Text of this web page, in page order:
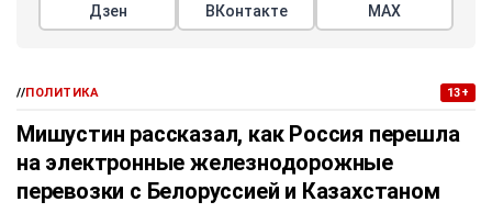
Дзен ВКонтакте МАХ
//ПОЛИТИКА 13+
Мишустин рассказал, как Россия перешла
на электронные железнодорожные
перевозки с Белоруссией и Казахстаном